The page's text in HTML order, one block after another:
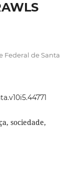
Federal de Santa
sociedade,